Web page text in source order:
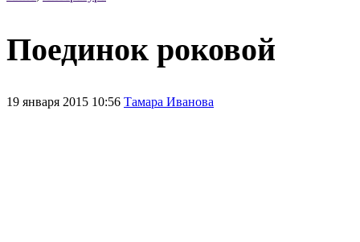
Поединок роковой
19 января 2015 10:56 Тамара Иванова